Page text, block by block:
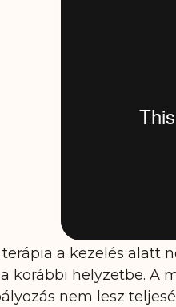
a kezelés alatt
korábbi helyzetbe.
nem lesz